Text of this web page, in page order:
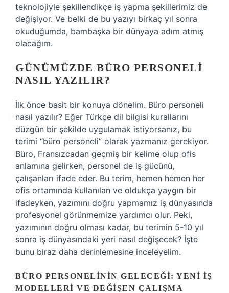
teknolojiyle şekillendikçe iş yapma şekillerimiz de
değişiyor. Ve belki de bu yazıyı birkaç yıl sonra
okuduğumda, bambaşka bir dünyaya adım atmış
olacağım.
GÜNÜMÜZDE BÜRO PERSONELI
NASIL YAZILIR?
İlk önce basit bir konuya dönelim. Büro personeli
nasıl yazılır? Eğer Türkçe dil bilgisi kurallarını
düzgün bir şekilde uygulamak istiyorsanız, bu
terimi “büro personeli” olarak yazmanız gerekiyor.
Büro, Fransızcadan geçmiş bir kelime olup ofis
anlamına gelirken, personel de iş gücünü,
çalışanları ifade eder. Bu terim, hemen hemen her
ofis ortamında kullanılan ve oldukça yaygın bir
ifadeyken, yazımını doğru yapmamız iş dünyasında
profesyonel görünmemize yardımcı olur. Peki,
yazımının doğru olması kadar, bu terimin 5-10 yıl
sonra iş dünyasındaki yeri nasıl değişecek? İşte
bunu biraz daha derinlemesine inceleyelim.
BÜRO PERSONELININ GELECEĞI: YENI İŞ
MODELLERI VE DEĞIŞEN ÇALIŞMA